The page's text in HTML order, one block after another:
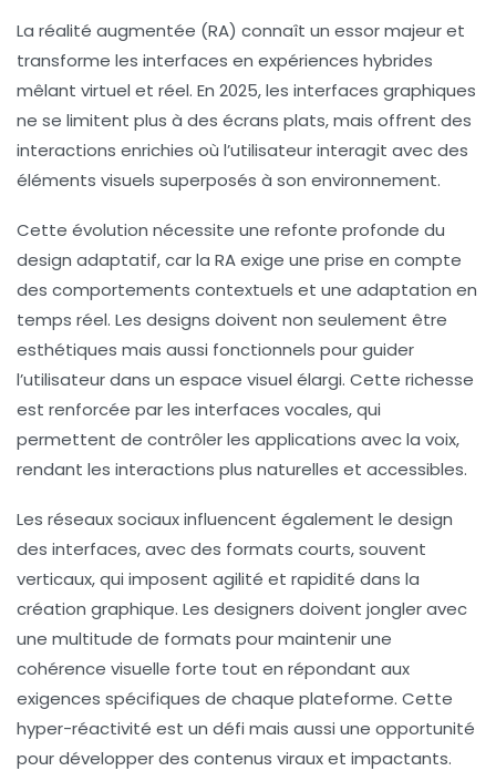
La réalité augmentée (RA) connaît un essor majeur et
transforme les interfaces en expériences hybrides
mêlant virtuel et réel. En 2025, les interfaces graphiques
ne se limitent plus à des écrans plats, mais offrent des
interactions enrichies où l’utilisateur interagit avec des
éléments visuels superposés à son environnement.
Cette évolution nécessite une refonte profonde du
design adaptatif, car la RA exige une prise en compte
des comportements contextuels et une adaptation en
temps réel. Les designs doivent non seulement être
esthétiques mais aussi fonctionnels pour guider
l’utilisateur dans un espace visuel élargi. Cette richesse
est renforcée par les interfaces vocales, qui
permettent de contrôler les applications avec la voix,
rendant les interactions plus naturelles et accessibles.
Les réseaux sociaux influencent également le design
des interfaces, avec des formats courts, souvent
verticaux, qui imposent agilité et rapidité dans la
création graphique. Les designers doivent jongler avec
une multitude de formats pour maintenir une
cohérence visuelle forte tout en répondant aux
exigences spécifiques de chaque plateforme. Cette
hyper-réactivité est un défi mais aussi une opportunité
pour développer des contenus viraux et impactants.